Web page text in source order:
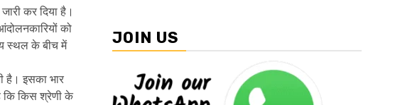
कर दिया है।
को
स्थल के बीच में
है। इसका भार
कि किस श्रेणी के
JOIN US